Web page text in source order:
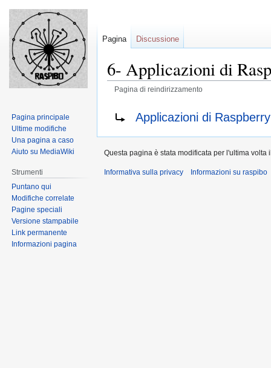
6- Applicazioni di
Pagina di reindirizzamento
navigation
search
Reindirizza a:Applicazioni di
Pagina Discussione
Pagina principale
Ultime modifiche
Una pagina a caso
Aiuto su MediaWiki
Strumenti
Puntano qui
Modifiche correlate
Pagine speciali
Versione stampabile
Link permanente
Informazioni pagina
Questa pagina è stata modificata per l'ultima volta
Informativa sulla privacy Informazioni su raspibo